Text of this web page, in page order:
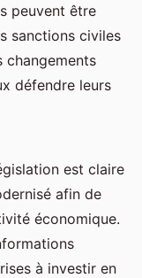
peuvent être
sanctions civiles
changements
défendre leurs
est claire
afin de
économique.
à investir en